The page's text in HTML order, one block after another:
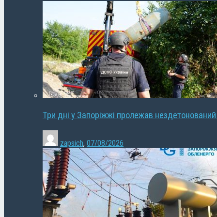
Три дні у Запоріжжі пролежав
zapsich, 07/08/2026